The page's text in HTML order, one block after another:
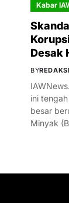
Kabar
Desak
BY
ini
besar
Minyak